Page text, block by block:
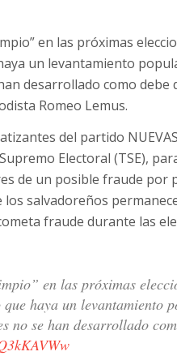
en las próximas
un levantamiento
desarrollado como debe
Romeo Lemus.
del partido
Electoral (TSE),
de un posible fraude por
salvadoreños
fraude durante las
en las próximas
haya un levantamiento
no se han desarrollado